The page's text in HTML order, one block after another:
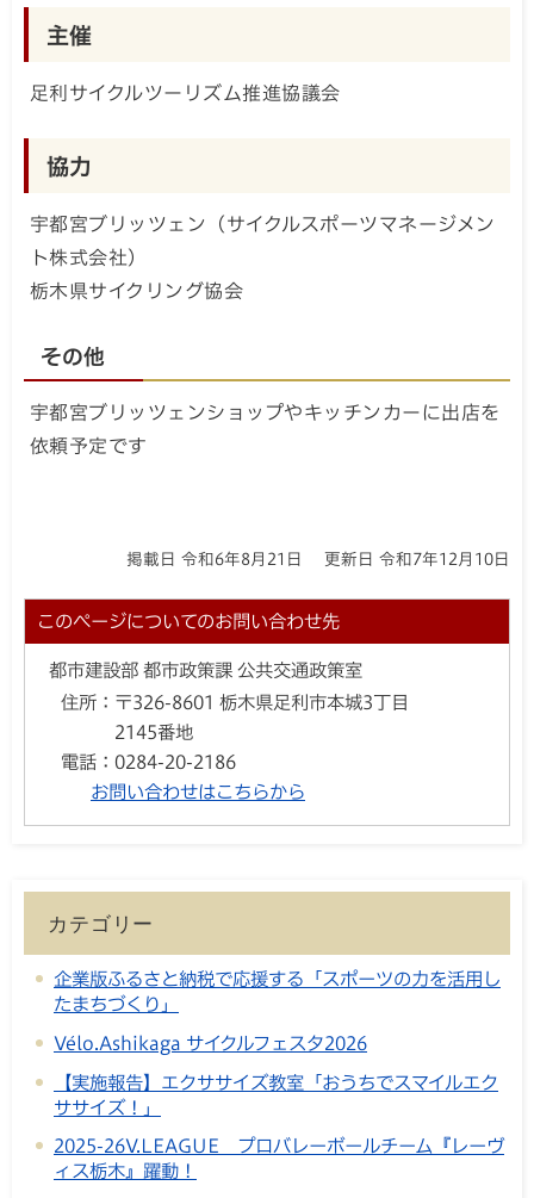
主催
足利サイクルツーリズム推進協議会
協力
宇都宮ブリッツェン（サイクルスポーツマネージメン
ト株式会社）
栃木県サイクリング協会
その他
宇都宮ブリッツェンショップやキッチンカーに出店を
依頼予定です
掲載日 令和6年8月21日 更新日 令和7年12月10日
このページについてのお問い合わせ先
都市建設部 都市政策課 公共交通政策室
住所： 〒326-8601 栃木県足利市本城3丁目
2145番地
電話： 0284-20-2186
お問い合わせはこちらから
カテゴリー
企業版ふるさと納税で応援する「スポーツの力を活用し
たまちづくり」
Vélo.Ashikaga サイクルフェスタ2026
【実施報告】エクササイズ教室「おうちでスマイルエク
ササイズ！」
2025-26V.LEAGUE プロバレーボールチーム『レーヴ
ィス栃木』躍動！